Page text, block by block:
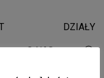
DZIAŁY
O NAS